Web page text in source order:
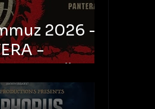
2026 -
-
Ataköy
Arena